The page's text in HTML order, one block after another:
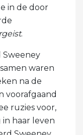
in de door
.
Sweeney
waren
na de
voorafgaand
ruzies voor,
haar leven